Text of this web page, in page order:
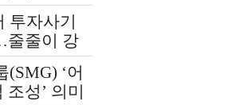
투자사기
줄줄이 강
‘어
성’ 의미